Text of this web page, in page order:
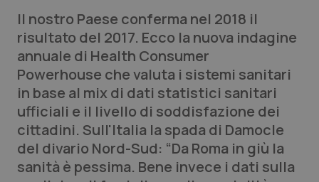
Basilicata
Calabria
Campania
Emilia-Romagna
Artrite & artrosi
Asma & BPCO
Car-T
Colesterolo & coronaropatie
QS Club Newsletter
Il nostro Paese conferma nel 2018 il
risultato del 2017. Ecco la nuova indagine
annuale di Health Consumer
Powerhouse che valuta i sistemi sanitari
in base al mix di dati statistici sanitari
ufficiali e il livello di soddisfazione dei
cittadini. Sull'Italia la spada di Damocle
del divario Nord-Sud: “Da Roma in giù la
sanità è pessima. Bene invece i dati sulla